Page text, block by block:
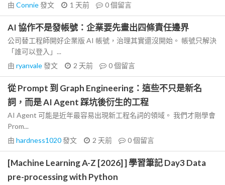
由 Connie發文 1 天前 0個留言
AI 協作不是發帳號：企業要先畫出四條責任邊界
公司替工程師開好企業版 AI 帳號，治理其實還沒開始。 帳號只解決
「誰可以登入」...
由 ryanvale發文 2 天前 0個留言
從 Prompt 到 Graph Engineering：這些不只是新名
詞，而是 AI Agent 踩坑後衍生的工程
AI Agent 可能是近年最容易出現新工程名詞的領域。 我們才剛學會
Prom...
由 hardness1020發文 2 天前 0個留言
[Machine Learning A-Z [2026] ] 學習筆記 Day3 Data
pre-processing with Python